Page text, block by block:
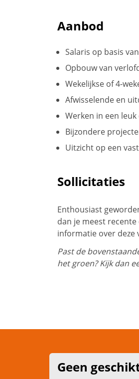
Aanbod
Salaris op basis
Opbouw van
Wekelijkse of 4-
Afwisselende en
Werken in een
Bijzondere
Uitzicht op een
Sollicitaties
Enthousiast
dan je meest
informatie over deze
Past de
het groen? Kijk dan
Geen